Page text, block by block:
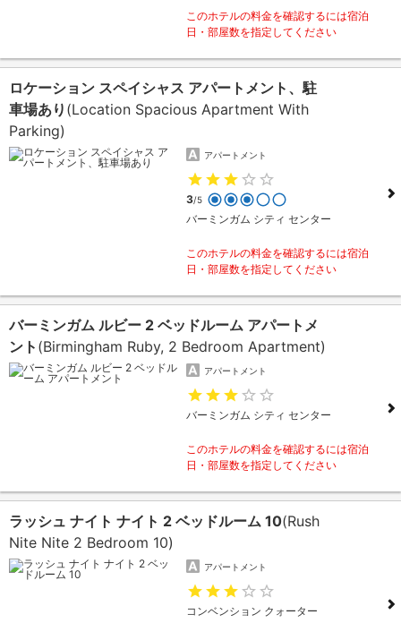
このホテルの料金を確認するには宿泊
日・部屋数を指定してください
ロケーション スペイシャス アパートメント、駐
車場あり (Location Spacious Apartment With
Parking)
アパートメント
3/5
バーミンガム シティ センター
このホテルの料金を確認するには宿泊
日・部屋数を指定してください
バーミンガム ルビー 2 ベッドルーム アパートメ
ント (Birmingham Ruby, 2 Bedroom Apartment)
アパートメント
バーミンガム シティ センター
このホテルの料金を確認するには宿泊
日・部屋数を指定してください
ラッシュ ナイト ナイト 2 ベッドルーム 10(Rush
Nite Nite 2 Bedroom 10)
アパートメント
コンベンション クォーター